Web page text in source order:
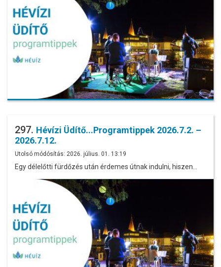
297. Hévízi Üdítő...Programtippek 2026.7.2. –
2026.7.12.
Utolsó módósítás: 2026. július. 01. 13:19
Egy délelőtti fürdőzés után érdemes útnak indulni, hiszen…